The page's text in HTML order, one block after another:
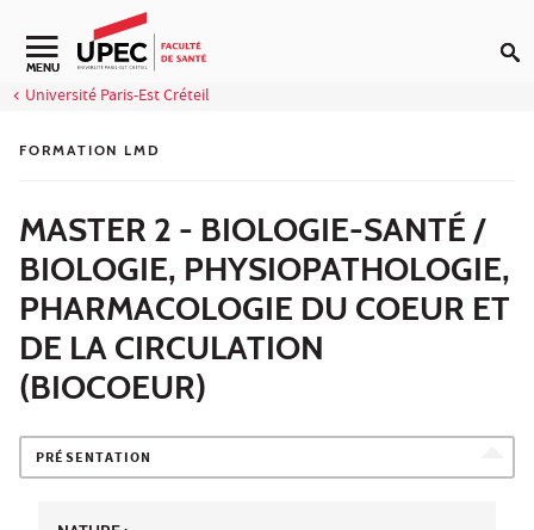
Aller au contenu
Navigation secondaire
MENU
Université Paris-Est Créteil
FORMATION LMD
MASTER 2 - BIOLOGIE-SANTÉ /
BIOLOGIE, PHYSIOPATHOLOGIE,
PHARMACOLOGIE DU COEUR ET
DE LA CIRCULATION
(BIOCOEUR)
PRÉSENTATION